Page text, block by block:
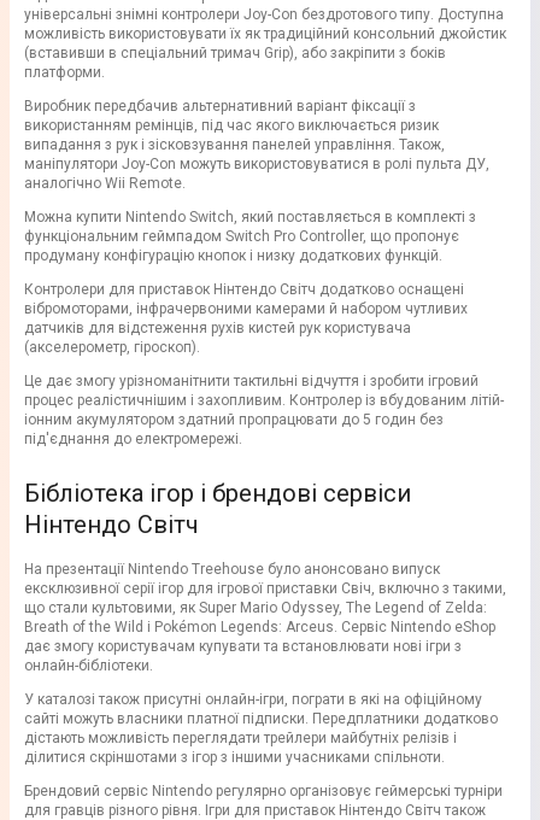
універсальні знімні контролери Joy-Con бездротового типу. Доступна
можливість використовувати їх як традиційний консольний джойстик
(вставивши в спеціальний тримач Grip), або закріпити з боків
платформи.
Виробник передбачив альтернативний варіант фіксації з
використанням ремінців, під час якого виключається ризик
випадання з рук і зісковзування панелей управління. Також,
маніпулятори Joy-Con можуть використовуватися в ролі пульта ДУ,
аналогічно Wii Remote.
Можна купити Nintendo Switch, який поставляється в комплекті з
функціональним геймпадом Switch Pro Controller, що пропонує
продуману конфігурацію кнопок і низку додаткових функцій.
Контролери для приставок Нінтендо Світч додатково оснащені
вібромоторами, інфрачервоними камерами й набором чутливих
датчиків для відстеження рухів кистей рук користувача
(акселерометр, гіроскоп).
Це дає змогу урізноманітнити тактильні відчуття і зробити ігровий
процес реалістичнішим і захопливим. Контролер із вбудованим літій-
іонним акумулятором здатний пропрацювати до 5 годин без
під'єднання до електромережі.
Бібліотека ігор і брендові сервіси
Нінтендо Світч
На презентації Nintendo Treehouse було анонсовано випуск
ексклюзивної серії ігор для ігрової приставки Свіч, включно з такими,
що стали культовими, як Super Mario Odyssey, The Legend of Zelda:
Breath of the Wild і Pokémon Legends: Arceus. Сервіс Nintendo eShop
дає змогу користувачам купувати та встановлювати нові ігри з
онлайн-бібліотеки.
У каталозі також присутні онлайн-ігри, пограти в які на офіційному
сайті можуть власники платної підписки. Передплатники додатково
дістають можливість переглядати трейлери майбутніх релізів і
ділитися скріншотами з ігор з іншими учасниками спільноти.
Брендовий сервіс Nintendo регулярно організовує геймерські турніри
для гравців різного рівня. Ігри для приставок Нінтендо Світч також